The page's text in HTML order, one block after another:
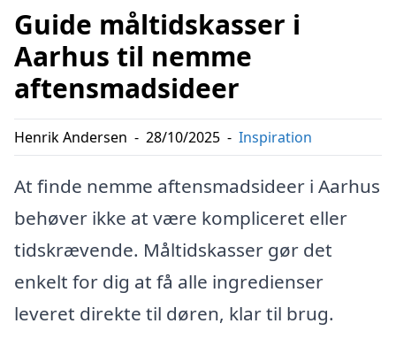
Guide måltidskasser i
Aarhus til nemme
aftensmadsideer
Henrik Andersen - 28/10/2025 - Inspiration
At finde nemme aftensmadsideer i Aarhus
behøver ikke at være kompliceret eller
tidskrævende. Måltidskasser gør det
enkelt for dig at få alle ingredienser
leveret direkte til døren, klar til brug.